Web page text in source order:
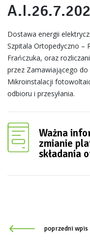
Dostawa energii
Szpitala Ortopedyczno –
Frańczuka, oraz
przez Zamawiającego
Mikroinstalacji
odbioru i przesyłania.
Ważna
zmianie
składania
poprzedni wpis